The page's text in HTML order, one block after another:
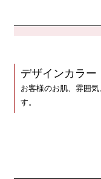
デザインカラー
お客様のお肌、雰囲
す。